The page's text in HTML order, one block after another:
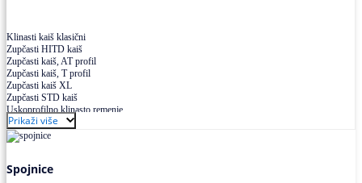
Klinasti kaiš klasični
Zupčasti HITD kaiš
Zupčasti kaiš, AT profil
Zupčasti kaiš, T profil
Zupčasti kaiš XL
Zupčasti STD kaiš
Uskoprofilno klinasto remenje
Uskoprofilno klinasto remenje spojeno
Uskoprofilno klinasto remenje XP extra power
Višekanalno remenje PJ,PK
Prikaži više
Spojnice